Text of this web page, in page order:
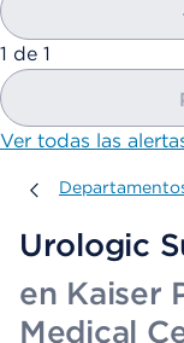
mostrando
1 de 1
Ver todas las
Urologic
en Kaiser
Medical